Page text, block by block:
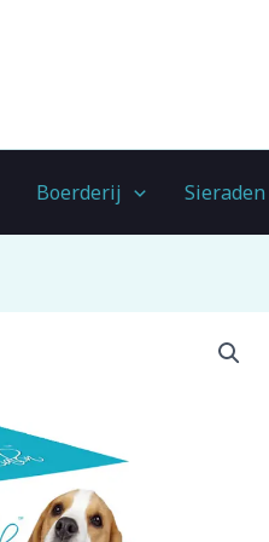
Boerderij Sieraden